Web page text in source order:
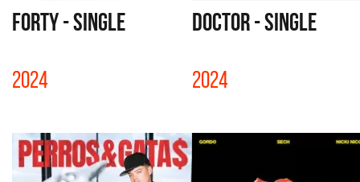
FORTY - SINGLE
2024
DOCTOR - SINGLE
2024